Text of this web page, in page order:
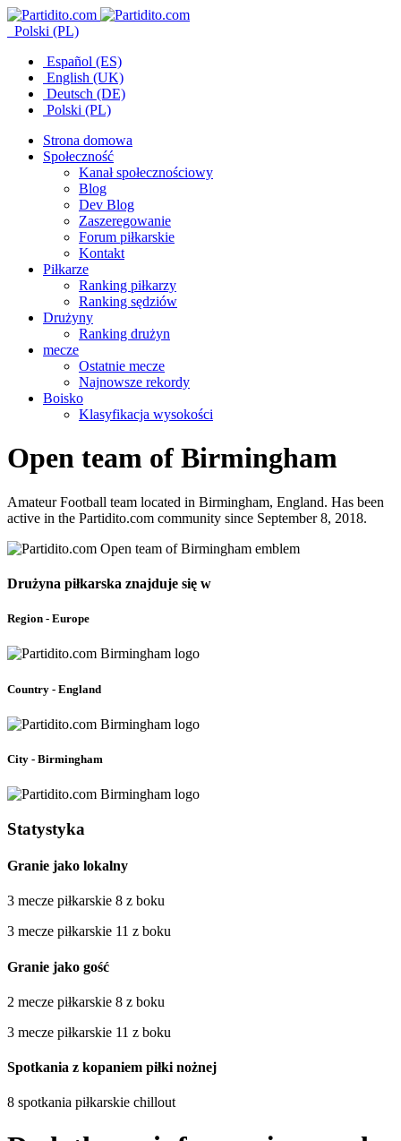
Polski (PL)
Español (ES)
English (UK)
Deutsch (DE)
Polski (PL)
Strona domowa
Społeczność
Kanał społecznościowy
Blog
Dev Blog
Zaszeregowanie
Forum piłkarskie
Kontakt
Piłkarze
Ranking piłkarzy
Ranking sędziów
Drużyny
Ranking drużyn
mecze
Ostatnie mecze
Najnowsze rekordy
Boisko
Klasyfikacja wysokości
Open team of Birmingham
Amateur Football team located in Birmingham, England. Has been
active in the Partidito.com community since September 8, 2018.
Drużyna piłkarska znajduje się w
Region - Europe
Country - England
City - Birmingham
Statystyka
Granie jako lokalny
3 mecze piłkarskie 8 z boku
3 mecze piłkarskie 11 z boku
Granie jako gość
2 mecze piłkarskie 8 z boku
3 mecze piłkarskie 11 z boku
Spotkania z kopaniem piłki nożnej
8 spotkania piłkarskie chillout